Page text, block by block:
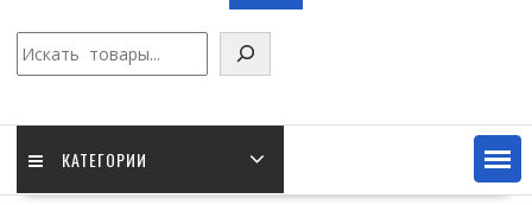
КАТЕГОРИИ